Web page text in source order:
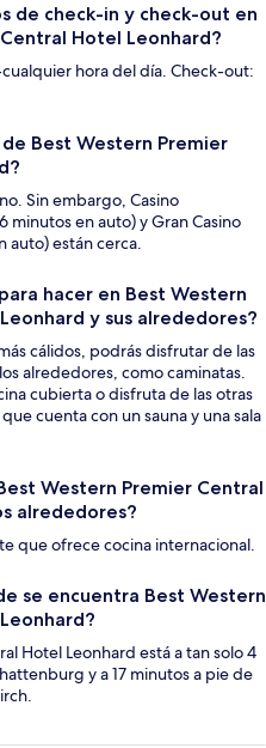
de check-in y check-out en
Hotel Leonhard?
hora del día. Check-out:
Best Western Premier
Sin embargo, Casino
minutos en auto) y Gran Casino
auto) están cerca.
hacer en Best Western
y sus alrededores?
cálidos, podrás disfrutar de las
alrededores, como caminatas.
cubierta o disfruta de las otras
cuenta con un sauna y una sala
Western Premier Central
alrededores?
que ofrece cocina internacional.
se encuentra Best Western
Hotel Leonhard está a tan solo 4
y a 17 minutos a pie de